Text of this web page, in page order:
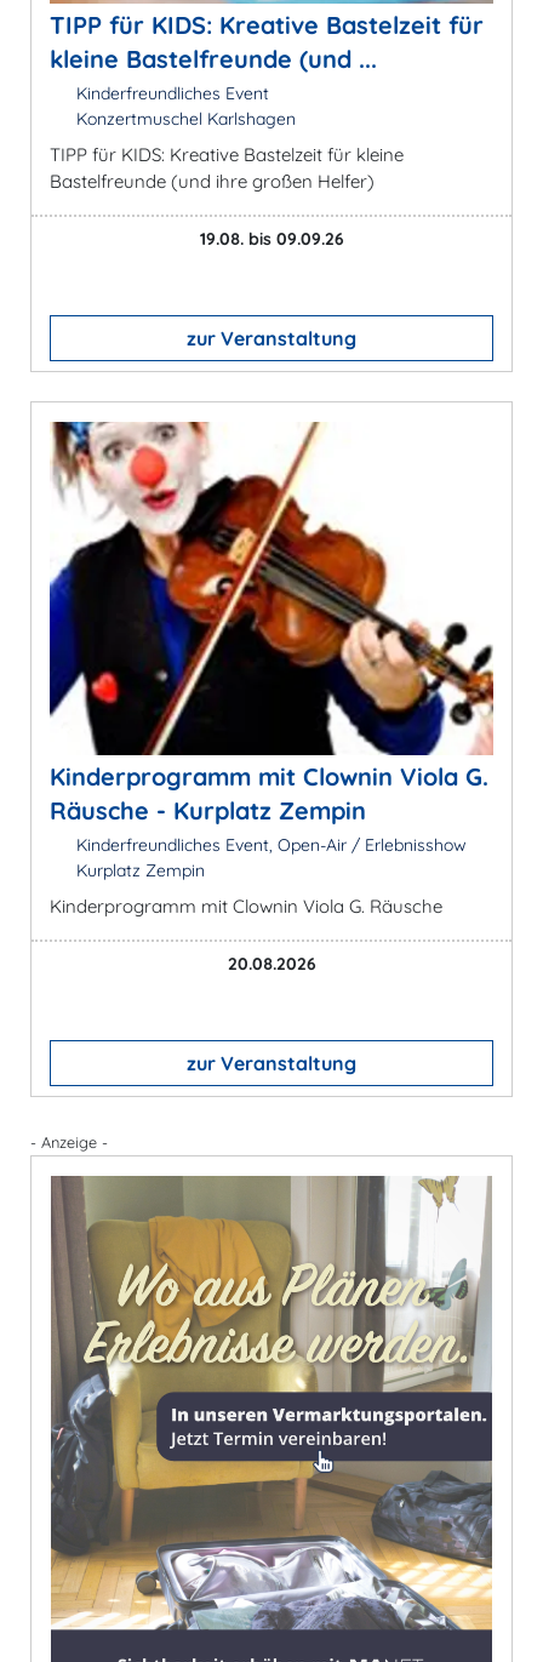
TIPP für KIDS: Kreative Bastelzeit für
kleine Bastelfreunde (und ...
Kinderfreundliches Event
Konzertmuschel Karlshagen
TIPP für KIDS: Kreative Bastelzeit für kleine
Bastelfreunde (und ihre großen Helfer)
19.08. bis 09.09.26
zur Veranstaltung
Kinderprogramm mit Clownin Viola G.
Räusche - Kurplatz Zempin
Kinderfreundliches Event, Open-Air / Erlebnisshow
Kurplatz Zempin
Kinderprogramm mit Clownin Viola G. Räusche
20.08.2026
zur Veranstaltung
- Anzeige -